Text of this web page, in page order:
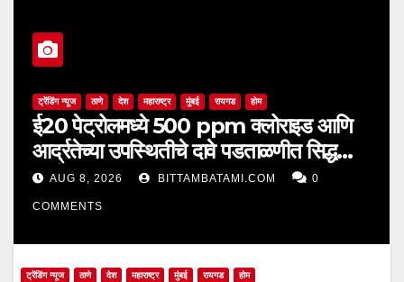
ट्रेंडिंग न्यूज ठाणे देश महाराष्ट्र मुंबई रायगड होम
ई20 पेट्रोलमध्ये 500 ppm क्लोराइड आणि
आर्द्रतेच्या उपस्थितीचे दावे पडताळणीत सिद्ध
झाले नाहीत
AUG 8, 2026 BITTAMBATAMI.COM 0
COMMENTS
ट्रेंडिंग न्यूज ठाणे देश महाराष्ट्र मुंबई रायगड होम